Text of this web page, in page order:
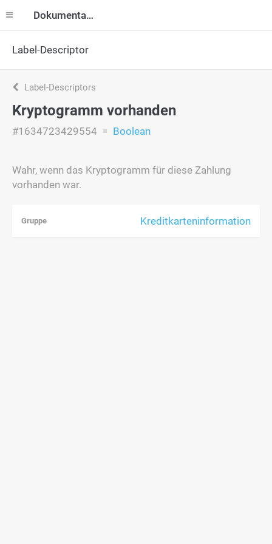
Dokumentation
Label-Descriptor
Label-Descriptors
Kryptogramm vorhanden
#1634723429554 Boolean
Wahr, wenn das Kryptogramm für diese Zahlung
vorhanden war.
Gruppe Kreditkarteninformation